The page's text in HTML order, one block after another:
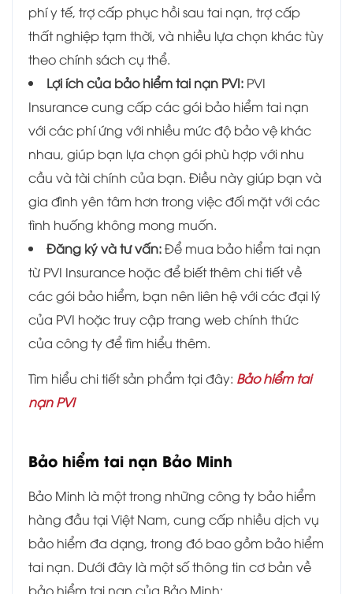
phí y tế, trợ cấp phục hồi sau tai nạn, trợ cấp
thất nghiệp tạm thời, và nhiều lựa chọn khác tùy
theo chính sách cụ thể.
Lợi ích của bảo hiểm tai nạn PVI: PVI
Insurance cung cấp các gói bảo hiểm tai nạn
với các phí ứng với nhiều mức độ bảo vệ khác
nhau, giúp bạn lựa chọn gói phù hợp với nhu
cầu và tài chính của bạn. Điều này giúp bạn và
gia đình yên tâm hơn trong việc đối mặt với các
tình huống không mong muốn.
Đăng ký và tư vấn:Để mua bảo hiểm tai nạn
từ PVI Insurance hoặc để biết thêm chi tiết về
các gói bảo hiểm, bạn nên liên hệ với các đại lý
của PVI hoặc truy cập trang web chính thức
của công ty để tìm hiểu thêm.
Tìm hiểu chi tiết sản phẩm tại đây: Bảo hiểm tai
nạn PVI
Bảo hiểm tai nạn Bảo Minh
Bảo Minh là một trong những công ty bảo hiểm
hàng đầu tại Việt Nam, cung cấp nhiều dịch vụ
bảo hiểm đa dạng, trong đó bao gồm bảo hiểm
tai nạn. Dưới đây là một số thông tin cơ bản về
bảo hiểm tai nạn của Bảo Minh: